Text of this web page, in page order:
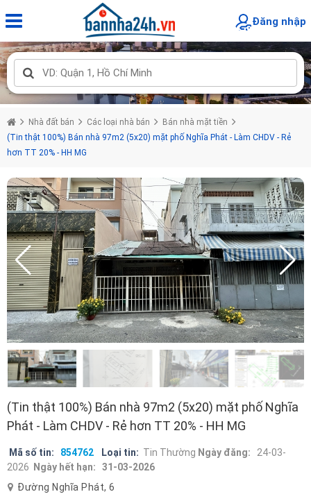
Đăng nhập
Nhà đất bán Các loại nhà bán
Bán nhà mặt tiền
(Tin thật 100%) Bán nhà 97m2 (5x20) mặt phố Nghĩa Phát - Làm CHDV - Rẻ
hơn TT 20% - HH MG
(Tin thật 100%) Bán nhà 97m2 (5x20) mặt phố Nghĩa
Phát - Làm CHDV - Rẻ hơn TT 20% - HH MG
Mã số tin: 854762 Loại tin: Tin Thường Ngày đăng:
24-03-
2026
Ngày hết hạn:
31-03-2026
Đường Nghĩa Phát, 6